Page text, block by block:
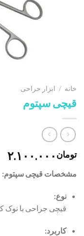
خانه / ابزار جراحی
قیچی سپتوم
تومان ۲.۱۰۰.۰۰۰
مشخصات قیچی سپتوم:
نوع:
قیچی جراحی با نوک
کاربرد: